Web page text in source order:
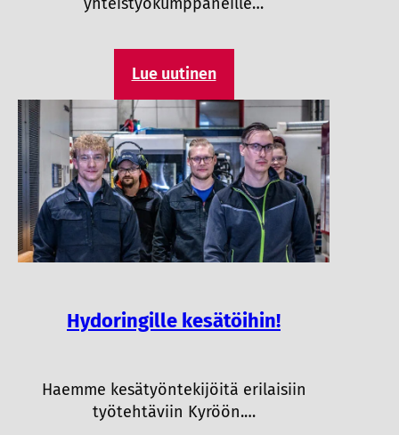
Lue uutinen
Hydoringille kesätöihin!
Haemme kesätyöntekijöitä erilaisiin
työtehtäviin Kyröön.…